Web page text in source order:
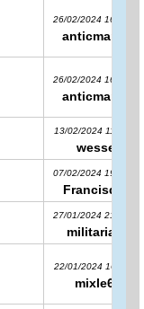
26/02/2024 16:51:50
anticman50
26/02/2024 16:50:54
anticman50
13/02/2024 11:29:30
wessel
07/02/2024 19:33:53
Francisque
27/01/2024 21:22:57
militaria21
22/01/2024 16:11:12
mixle68